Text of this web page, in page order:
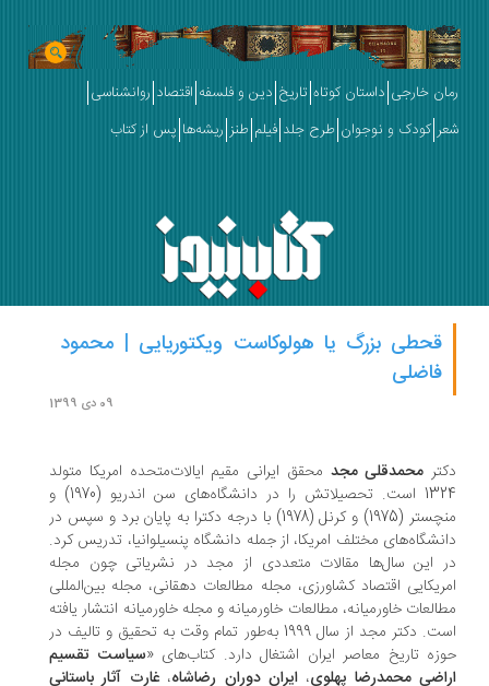
خارجی داستان کوتاه تاریخ دین و فلسفه اقتصاد روانشناسی
کودک و نوجوان طرح جلد فیلم طنز ریشه‌ها پس از کتاب
قحطی بزرگ یا هولوکاست ویکتوریایی | محمود
فاضلی
محمدقلی مجدمحقق ایرانی مقیم ایالات‌متحده امریکا متولد
1324 است. تحصیلاتش را در دانشگاه‌های سن اندریو (1970) و
منچستر (1975) و کرنل (1978) با درجه دکترا به پایان برد و سپس در
مختلف امریکا، از جمله دانشگاه پنسیلوانیا، تدریس کرد.
این سال‌ها مقالات متعددی از مجد در نشریاتی چون مجله
اقتصاد کشاورزی، مجله مطالعات دهقانی، مجله بین‌المللی
خاورمیانه، مطالعات خاورمیانه و مجله خاورمیانه انتشار یافته
است. دکتر مجد از سال 1999 به‌طور تمام وقت به تحقیق و تالیف در
تاریخ معاصر ایران اشتغال دارد. کتاب‌های «سیاست تقسیم
محمدرضا پهلوی ایران دوران رضاشاه،غارت آثار باستانی